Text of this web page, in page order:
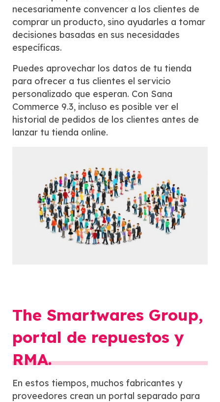
necesariamente convencer a los clientes de
comprar un producto, sino ayudarles a tomar
decisiones basadas en sus necesidades
específicas.
Puedes aprovechar los datos de tu tienda
para ofrecer a tus clientes el servicio
personalizado que esperan. Con Sana
Commerce 9.3, incluso es posible ver el
historial de pedidos de los clientes antes de
lanzar tu tienda online.
The Smartwares Group,
portal de repuestos y
RMA.
En estos tiempos, muchos fabricantes y
proveedores crean un portal separado para